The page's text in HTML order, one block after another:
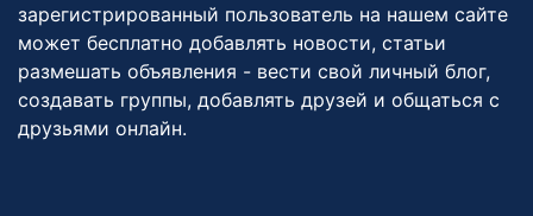
зарегистрированный пользователь на нашем сайте
может бесплатно добавлять новости, статьи
размешать объявления - вести свой личный блог,
создавать группы, добавлять друзей и общаться с
друзьями онлайн.